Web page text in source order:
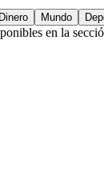
Dinero Mundo
en la